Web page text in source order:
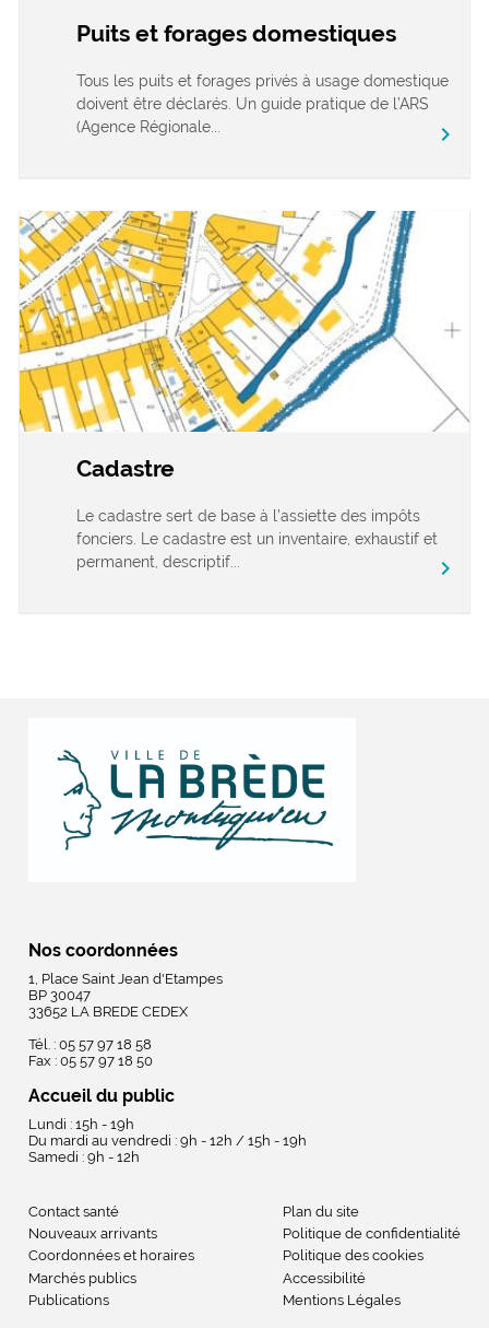
Puits et forages domestiques
Tous les puits et forages privés à usage domestique
doivent être déclarés. Un guide pratique de l’ARS
(Agence Régionale...
chevron_right
Cadastre
Le cadastre sert de base à l’assiette des impôts
fonciers. Le cadastre est un inventaire, exhaustif et
permanent, descriptif...
chevron_right
Nos coordonnées
1, Place Saint Jean d'Etampes
BP 30047
33652 LA BREDE CEDEX
Tél. : 05 57 97 18 58
Fax : 05 57 97 18 50
Accueil du public
Lundi : 15h - 19h
Du mardi au vendredi : 9h - 12h / 15h - 19h
Samedi : 9h - 12h
Contact santé
Nouveaux arrivants
Coordonnées et horaires
Marchés publics
Publications
Plan du site
Politique de confidentialité
Politique des cookies
Accessibilité
Mentions Légales